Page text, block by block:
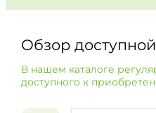
Обзор
В нашем каталоге
доступного к